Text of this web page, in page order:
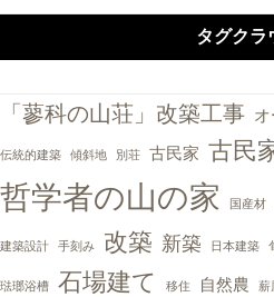
タグクラ
「蓼科の山荘」改築工事
伝統的建築 傾斜地 別荘 古民家 古民
哲学者の山の家 国産材
建築設計 手刻み 改築 新築 日本建築
琺瑯浴槽 石場建て 移住 自然農 薪